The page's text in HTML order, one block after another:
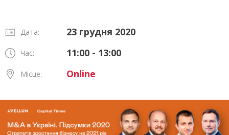
Дата: 23 грудня 2020
Час: 11:00 - 13:00
Місце: Online